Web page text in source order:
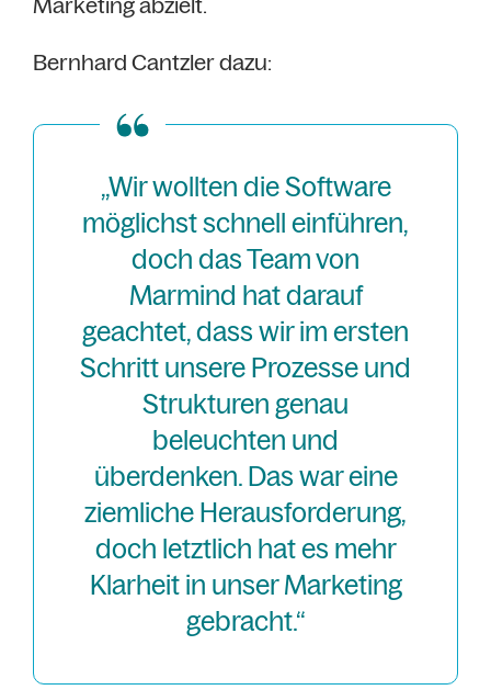
Bernhard Cantzler dazu:
„Wir wollten die Software
möglichst schnell einführen,
doch das Team von
Marmind hat darauf
geachtet, dass wir im ersten
Schritt unsere Prozesse und
Strukturen genau
beleuchten und
überdenken. Das war eine
ziemliche Herausforderung,
doch letztlich hat es mehr
Klarheit in unser Marketing
gebracht.“